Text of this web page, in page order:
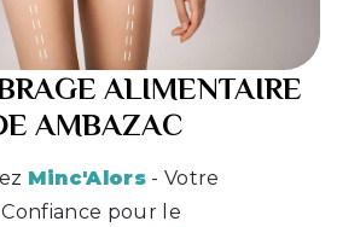
ALIMENTAIRE
AMBAZAC
Minc'Alors - Votre
pour le